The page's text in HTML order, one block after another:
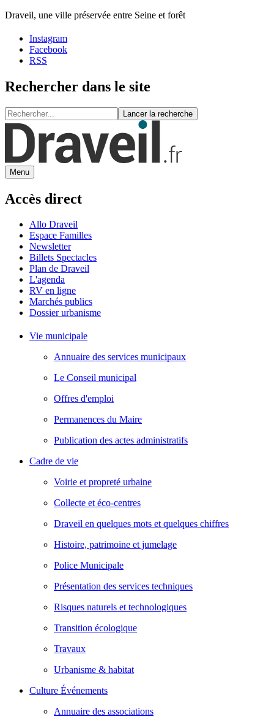
Draveil, une ville préservée entre Seine et forêt
Instagram
Facebook
RSS
Rechercher dans le site
Lancer la recherche
Menu
Accès direct
Allo Draveil
Espace Familles
Newsletter
Billets Spectacles
Plan de Draveil
L'agenda
RV en ligne
Marchés publics
Dossier urbanisme
Vie municipale
Annuaire des services municipaux
Le Conseil municipal
Offres d'emploi
Permanences du Maire
Publication des actes administratifs
Cadre de vie
Voirie et propreté urbaine
Collecte et éco-centres
Draveil en quelques mots et quelques chiffres
Histoire, patrimoine et jumelage
Police Municipale
Présentation des services techniques
Risques naturels et technologiques
Transition écologique
Travaux
Urbanisme & habitat
Culture Événements
Annuaire des associations